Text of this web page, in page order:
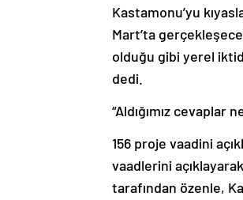
Kastamonu’yu
Mart’ta
olduğu gibi yerel
dedi.
“Aldığımız
156 proje vaadini
vaadlerini
tarafından özenle,